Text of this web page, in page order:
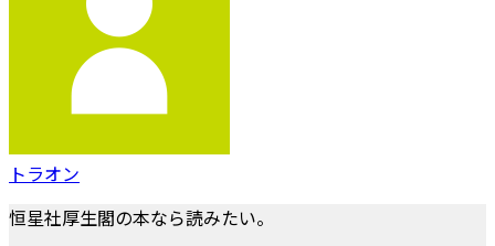
トラオン
恒星社厚生閣の本なら読みたい。